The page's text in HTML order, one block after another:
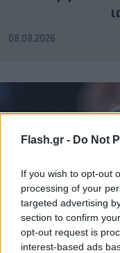
Flash.gr - Do Not
If you wish to opt-out
processing of your
targeted advertising
section to confirm
opt-out request is
interest-based ads
08.08.2026